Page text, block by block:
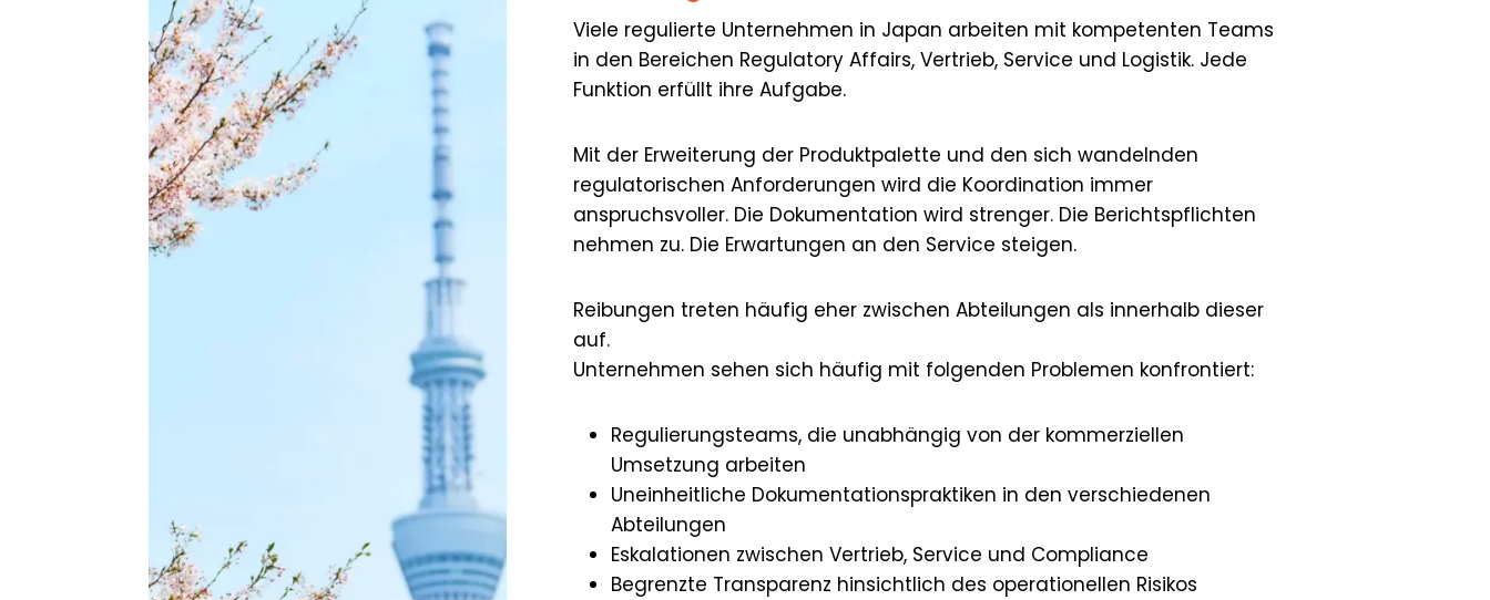
Viele regulierte Unternehmen in Japan arbeiten mit kompetenten Teams
in den Bereichen Regulatory Affairs, Vertrieb, Service und Logistik. Jede
Funktion erfüllt ihre Aufgabe.
Mit der Erweiterung der Produktpalette und den sich wandelnden
regulatorischen Anforderungen wird die Koordination immer
anspruchsvoller. Die Dokumentation wird strenger. Die Berichtspflichten
nehmen zu. Die Erwartungen an den Service steigen.
Reibungen treten häufig eher zwischen Abteilungen als innerhalb dieser
auf.
Unternehmen sehen sich häufig mit folgenden Problemen konfrontiert:
Regulierungsteams, die unabhängig von der kommerziellen
Umsetzung arbeiten
Uneinheitliche Dokumentationspraktiken in den verschiedenen
Abteilungen
Eskalationen zwischen Vertrieb, Service und Compliance
Begrenzte Transparenz hinsichtlich des operationellen Risikos